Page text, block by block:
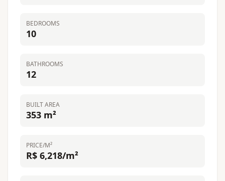
BEDROOMS
10
BATHROOMS
12
BUILT AREA
353 m²
PRICE/M²
R$ 6,218/m²